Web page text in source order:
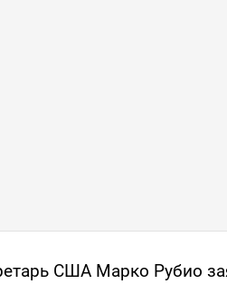
США Марко Рубио